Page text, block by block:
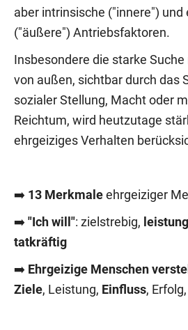
aber intrinsische ("innere") und
("äußere") Antriebsfaktoren.
Insbesondere die starke
von außen, sichtbar durch das
sozialer Stellung, Macht oder
Reichtum, wird heutzutage
ehrgeiziges Verhalten
➡️ 13 Merkmale ehrgeiziger
➡️ "Ich will": zielstrebig,
tatkräftig
➡️ Ehrgeizige Menschen
Ziele, Leistung, Einfluss, Erfolg,